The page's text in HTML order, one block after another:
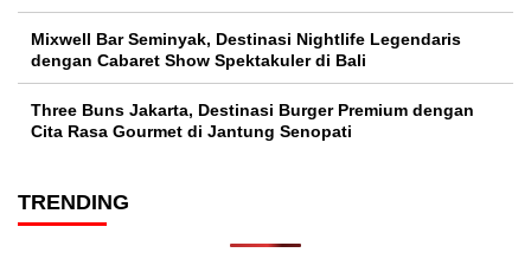
Mixwell Bar Seminyak, Destinasi Nightlife Legendaris
dengan Cabaret Show Spektakuler di Bali
Three Buns Jakarta, Destinasi Burger Premium dengan
Cita Rasa Gourmet di Jantung Senopati
TRENDING